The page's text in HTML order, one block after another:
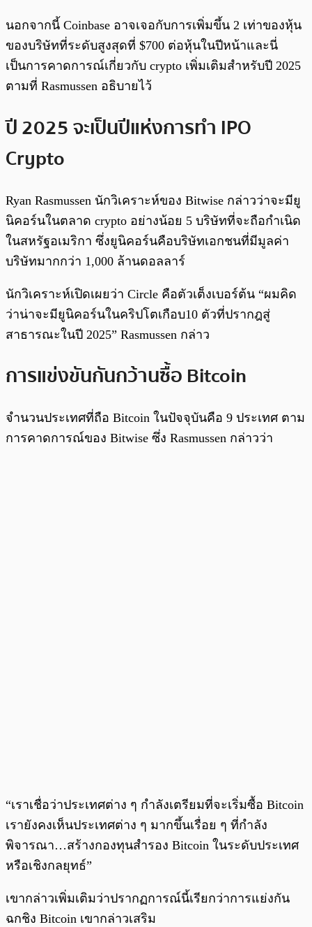
นอกจากนี้ Coinbase อาจเจอกับการเพิ่มขึ้น 2 เท่าของหุ้น
ของบริษัทที่ระดับสูงสุดที่ $700 ต่อหุ้นในปีหน้าและนี่
เป็นการคาดการณ์เกี่ยวกับ crypto เพิ่มเติมสำหรับปี 2025
ตามที่ Rasmussen อธิบายไว้
ปี 2025 จะเป็นปีแห่งการทำ IPO
Crypto
Ryan Rasmussen นักวิเคราะห์ของ Bitwise กล่าวว่าจะมียู
นิคอร์นในตลาด crypto อย่างน้อย 5 บริษัทที่จะถือกำเนิด
ในสหรัฐอเมริกา ซึ่งยูนิคอร์นคือบริษัทเอกชนที่มีมูลค่า
บริษัทมากกว่า 1,000 ล้านดอลลาร์
นักวิเคราะห์เปิดเผยว่า Circle คือตัวเต็งเบอร์ต้น “ผมคิด
ว่าน่าจะมียูนิคอร์นในคริปโตเกือบ10 ตัวที่ปรากฎสู่
สาธารณะในปี 2025” Rasmussen กล่าว
การแข่งขันกันกว้านซื้อ Bitcoin
จำนวนประเทศที่ถือ Bitcoin ในปัจจุบันคือ 9 ประเทศ ตาม
การคาดการณ์ของ Bitwise ซึ่ง Rasmussen กล่าวว่า
“เราเชื่อว่าประเทศต่าง ๆ กำลังเตรียมที่จะเริ่มซื้อ Bitcoin
เรายังคงเห็นประเทศต่าง ๆ มากขึ้นเรื่อย ๆ ที่กำลัง
พิจารณา…สร้างกองทุนสำรอง Bitcoin ในระดับประเทศ
หรือเชิงกลยุทธ์”
เขากล่าวเพิ่มเติมว่าปรากฏการณ์นี้เรียกว่าการแย่งกัน
ฉกชิง Bitcoin เขากล่าวเสริม